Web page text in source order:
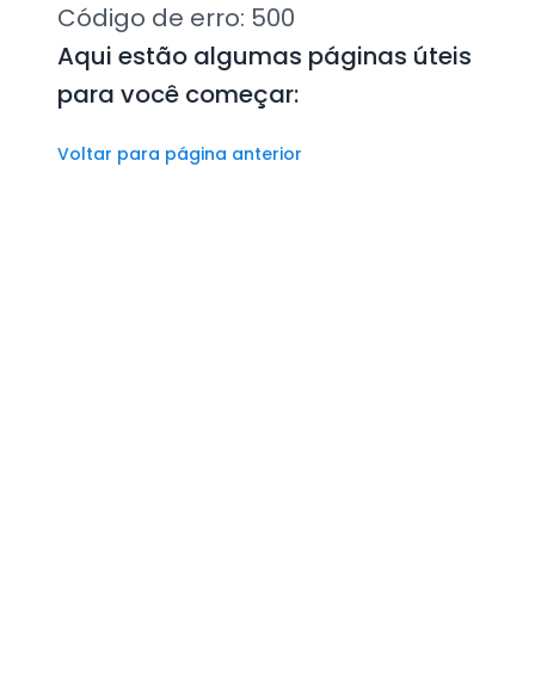
Código de erro: 500
Aqui estão algumas páginas úteis
para você começar:
Voltar para página anterior